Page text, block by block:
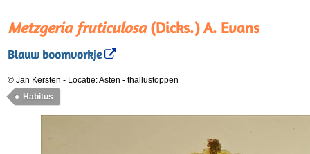
Metzgeria fruticulosa(Dicks.) A. Evans
Blauw boomvorkje
© Jan Kersten - Locatie: Asten - thallustoppen
Habitus